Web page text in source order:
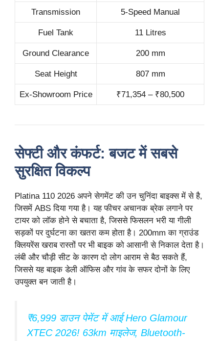
Transmission 5-Speed Manual
Fuel Tank 11 Litres
Ground Clearance 200 mm
Seat Height 807 mm
Ex-Showroom Price ₹71,354 – ₹80,500
सेफ्टी और कंफर्ट: बजट में सबसे
सुरक्षित विकल्प
Platina 110 2026 अपने सेगमेंट की उन चुनिंदा बाइक्स में से है,
जिसमें ABS दिया गया है। यह फीचर अचानक ब्रेक लगाने पर
टायर को लॉक होने से बचाता है, जिससे फिसलन भरी या गीली
सड़कों पर दुर्घटना का खतरा कम होता है। 200mm का ग्राउंड
क्लियरेंस खराब रास्तों पर भी बाइक को आसानी से निकाल देता है।
लंबी और चौड़ी सीट के कारण दो लोग आराम से बैठ सकते हैं,
जिससे यह बाइक डेली ऑफिस और गांव के सफर दोनों के लिए
उपयुक्त बन जाती है।
₹6,999 डाउन पेमेंट में आई Hero Glamour
XTEC 2026! 63km माइलेज, Bluetooth-